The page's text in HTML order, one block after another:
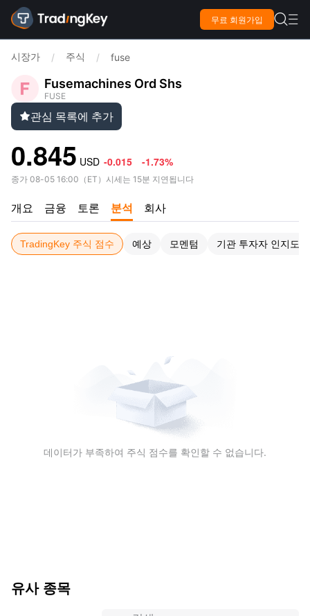
무료 회원가입  
시장가 / 주식 / fuse
Fusemachines Ord Shs
FUSE
관심 목록에 추가
0.845 USD -0.015 -1.73%
종가 08-05 16:00 （ ET ） 시세는 15분 지연됩니다
개요 금융 토론 분석 회사
TradingKey 주식 점수 예상 모멘텀 기관 투자자 인지도
데이터가 부족하여 주식 점수를 확인할 수 없습니다.
유사 종목